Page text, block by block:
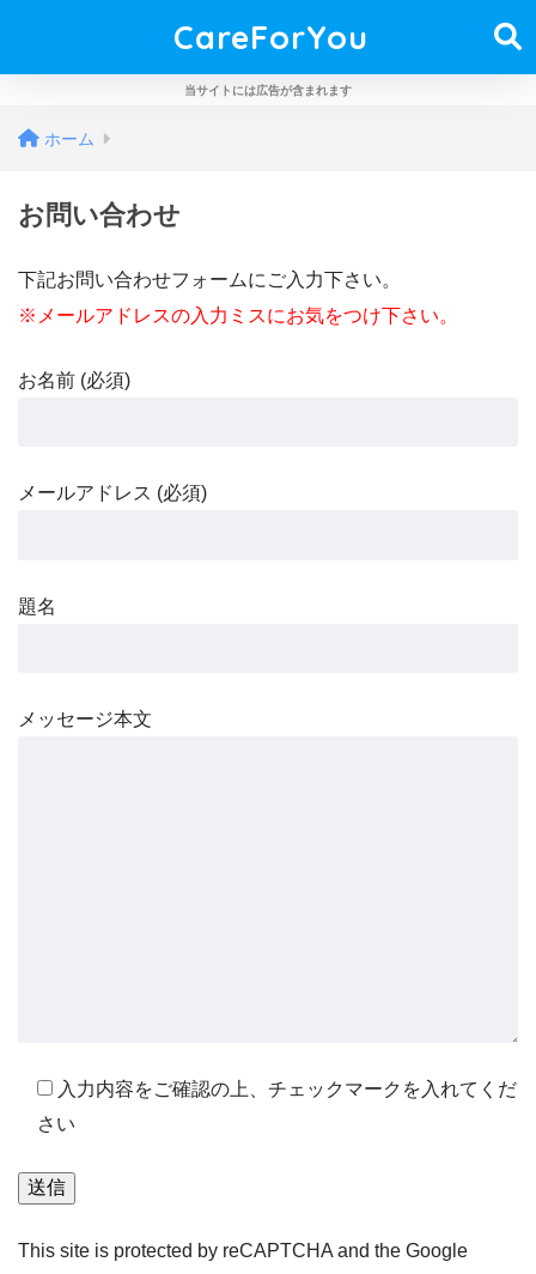
CareForYou
当サイトには広告が含まれます
ホーム
お問い合わせ
下記お問い合わせフォームにご入力下さい。
※メールアドレスの入力ミスにお気をつけ下さい。
お名前 (必須)
メールアドレス (必須)
題名
メッセージ本文
入力内容をご確認の上、チェックマークを入れてくだ
さい
This site is protected by reCAPTCHA and the Google